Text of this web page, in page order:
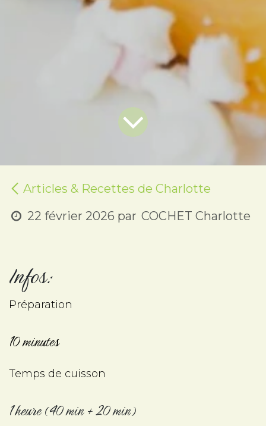
Articles & Recettes de Charlotte
22 février 2026 par COCHET Charlotte
Infos:
Préparation
10 minutes
Temps de cuisson
1 heure (40 min + 20 min)